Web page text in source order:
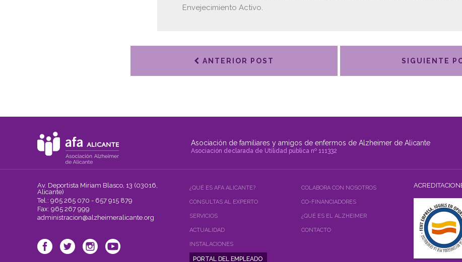
Envejecimiento Activo.
ANTERIOR POST SIGUIENTE
Asociación de familiares y amigos de enfermos de Alzheimer de Alicante
Asociación declarada de Utilidad pública nº 111332
Av. Deportista Miriam Blasco, 13 (03016,
Alicante)
Tel.: 965 265 070 - 657 915 879
Fax: 965 267 999
administracion@alzheimeralicante.org
¿QUÉ ES AFA ALICANTE?
CONSULTAS AL EXPERTO
SERVICIOS
ACTUALIDAD
INSTALACIONES
COLABORA CON NOSOTROS
CO-FINANCIADORES
¿QUÉ ES EL ALZHEIMER
CONTACTO